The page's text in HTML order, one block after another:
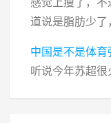
道说是脂肪少了
中国是不是体育
听说今年苏超很